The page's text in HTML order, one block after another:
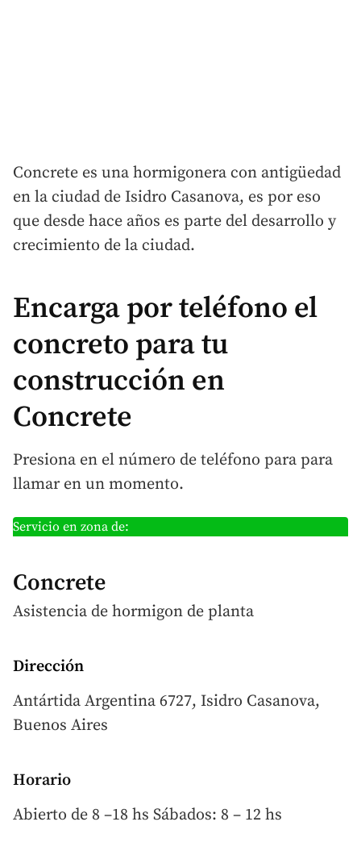
Concrete es una hormigonera con antigüedad
en la ciudad de Isidro Casanova, es por eso
que desde hace años es parte del desarrollo y
crecimiento de la ciudad.
Encarga por teléfono el
concreto para tu
construcción en
Concrete
Presiona en el número de teléfono para para
llamar en un momento.
Servicio en zona de:
Concrete
Asistencia de hormigon de planta
Dirección
Antártida Argentina 6727, Isidro Casanova,
Buenos Aires
Horario
Abierto de 8 –18 hs Sábados: 8 – 12 hs